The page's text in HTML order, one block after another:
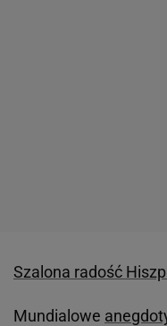
Szalona radość
Mundialowe